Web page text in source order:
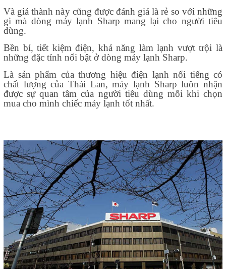
Và giá thành này cũng được đánh giá là rẻ so với những
gì mà dòng máy lạnh Sharp mang lại cho người tiêu
dùng.
Bền bỉ, tiết kiệm điện, khả năng làm lạnh vượt trội là
những đặc tính nổi bật ở dòng máy lạnh Sharp.
Là sản phẩm của thương hiệu điện lạnh nổi tiếng có
chất lượng của Thái Lan, máy lạnh Sharp luôn nhận
được sự quan tâm của người tiêu dùng mỗi khi chọn
mua cho mình chiếc máy lạnh tốt nhất.